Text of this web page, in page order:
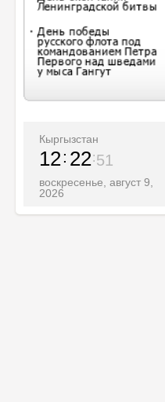
Кыргызстан
12 22 52
воскресенье, август 9,
2026